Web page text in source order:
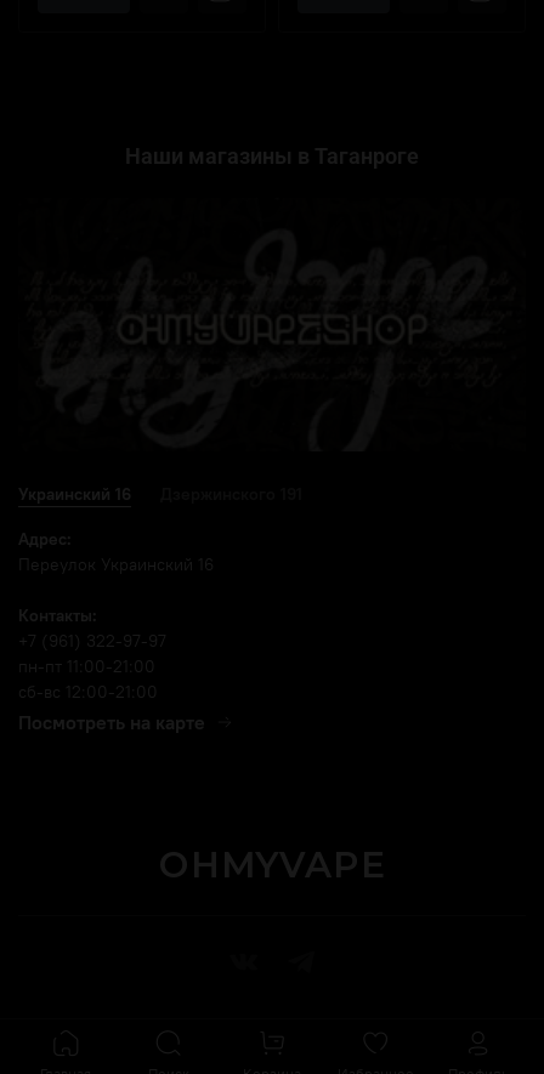
Наши магазины в Таганроге
Украинский 16
Адрес:
Переулок Украинский 16
Контакты:
+7 (961) 322-97-97
пн-пт 11:00-21:00
сб-вс 12:00-21:00
Посмотреть на карте
OHMYVAPE